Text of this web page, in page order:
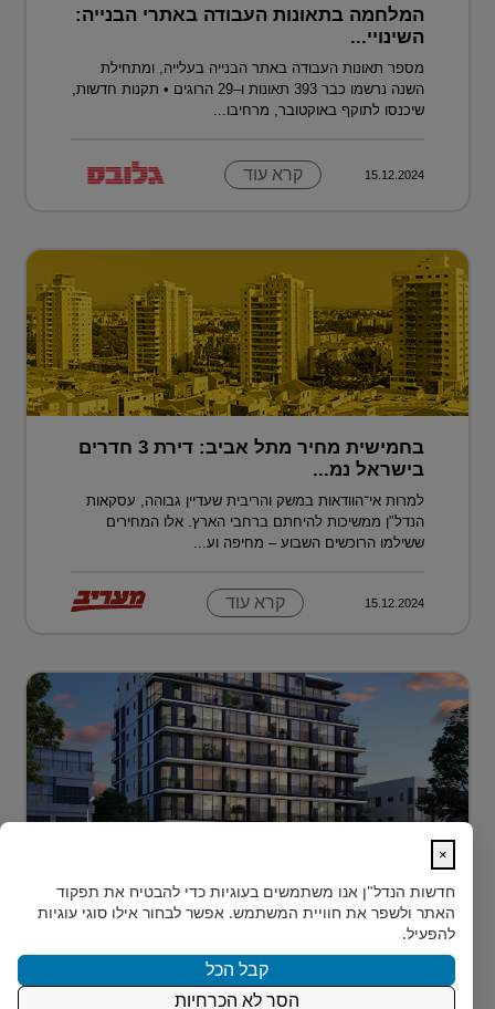
המלחמה בתאונות העבודה באתרי הבנייה:
השינויי...
מספר תאונות העבודה באתר הבנייה בעלייה, ומתחילת
השנה נרשמו כבר 393 תאונות ו–29 הרוגים • תקנות חדשות,
שיכנסו לתוקף באוקטובר, מרחיבו...
15.12.2024 קרא עוד
בחמישית מחיר מתל אביב: דירת 3 חדרים
בישראל נמ...
למרות אי־הוודאות במשק והריבית שעדיין גבוהה, עסקאות
הנדל"ן ממשיכות להיחתם ברחבי הארץ. אלו המחירים
ששילמו הרוכשים השבוע – מחיפה וע...
15.12.2024 קרא עוד
בלב הצפון-הישן של תל אביב, במרחק דקות הליכה ספורות
מהלוקיישנים האייקוניים ביותר בעיר, מציעה Rozio
SELECTED - מותג הי?...
×
חדשות הנדל"ן אנו משתמשים בעוגיות כדי להבטיח את תפקוד
האתר ולשפר את חוויית המשתמש. אפשר לבחור אילו סוגי עוגיות
להפעיל.
קבל הכל
הסר לא הכרחיות